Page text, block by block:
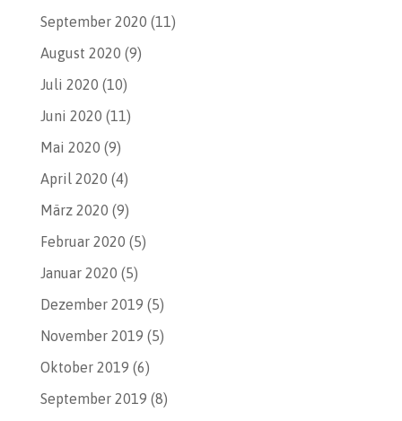
September 2020 (11)
August 2020 (9)
Juli 2020 (10)
Juni 2020 (11)
Mai 2020 (9)
April 2020 (4)
März 2020 (9)
Februar 2020 (5)
Januar 2020 (5)
Dezember 2019 (5)
November 2019 (5)
Oktober 2019 (6)
September 2019 (8)